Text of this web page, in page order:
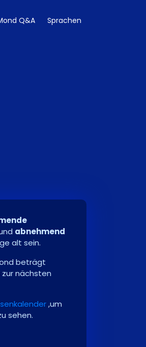
Q&A Sprachen
abnehmend
alt sein.
beträgt
zur nächsten
,um
sehen.